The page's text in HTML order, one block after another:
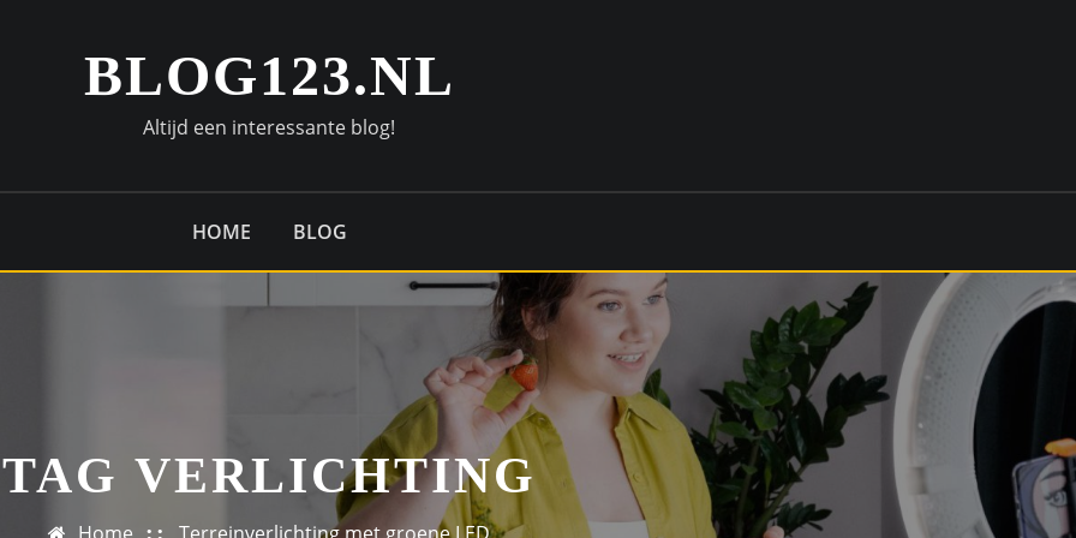
BLOG123.NL
Altijd een interessante blog!
HOME BLOG
TAG VERLICHTING